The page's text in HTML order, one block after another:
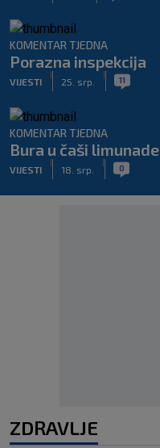
KOMENTAR TJEDNA
Porazna inspekcija
VIJESTI 25. srp. 11
KOMENTAR TJEDNA
Bura u čaši limunade
VIJESTI 18. srp. 0
ZDRAVLJE